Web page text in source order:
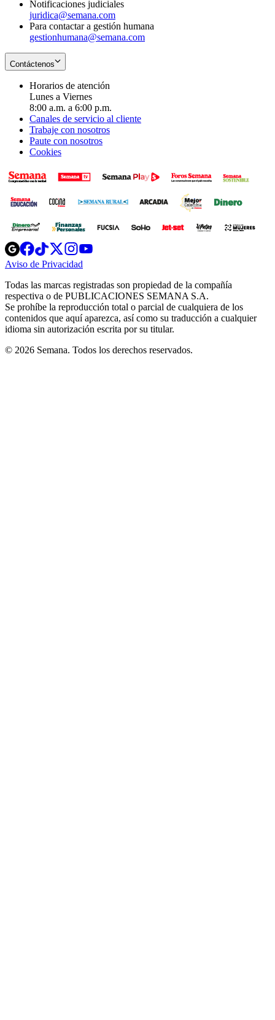
Notificaciones judiciales
juridica@semana.com
Para contactar a gestión humana
gestionhumana@semana.com
Contáctenos
Horarios de atención
Lunes a Viernes
8:00 a.m. a 6:00 p.m.
Canales de servicio al cliente
Trabaje con nosotros
Paute con nosotros
Cookies
Opens
in
new
Opens
in
new
Opens
in
new
window
Opens
new
windowwindow
Aviso de Privacidad
new
window
Todas las marcas registradas son propiedad de la compañía
respectiva o de PUBLICACIONES SEMANA S.A.
Se prohíbe la reproducción total o parcial de cualquiera de los
contenidos que aquí aparezca, así como su traducción a cualquier
idioma sin autorización escrita por su titular.
© 2026 Semana. Todos los derechos reservados.